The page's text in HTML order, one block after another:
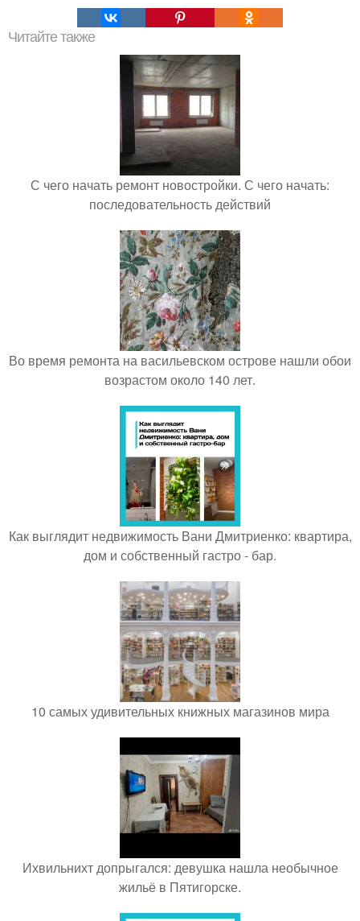
Читайте также
С чего начать ремонт новостройки. С чего начать:
последовательность действий
Во время ремонта на васильевском острове нашли обои
возрастом около 140 лет.
Как выглядит недвижимость Вани Дмитриенко: квартира,
дом и собственный гастро - бар.
10 самых удивительных книжных магазинов мира
Ихвильнихт допрыгался: девушка нашла необычное
жильё в Пятигорске.